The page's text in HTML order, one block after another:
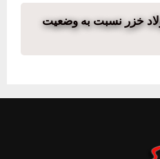
خزر نسبت به وضعیت